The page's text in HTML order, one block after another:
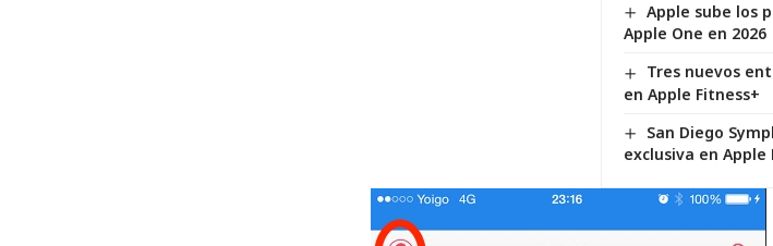
Apple sube los
Apple One en 2026
Tres nuevos
en Apple Fitness+
San Diego
exclusiva en Apple